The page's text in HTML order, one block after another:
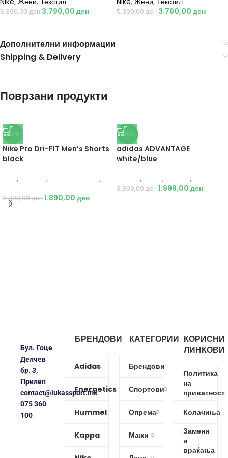
5.390,00ден 3.790,00 ден 5.390,00ден 3.790,00 ден
Дополнителни информации
Shipping & Delivery
Поврзани продукти
-21%
Nike Pro Dri-FIT Men’s Shorts
black
, ,
,
2.390,00ден1.890,00 ден
-50%
adidas ADVANTAGE
white/blue
, , ,
3.999,00ден1.999,00 ден
Бул. Гоце
Делчев
бр. 3,
Прилеп
contact@lukassport.mk
075 360
100
БРЕНДОВИ
Adidas
Energetics
Hummel
Kappa
КАТЕГОРИИ
Брендови
Спортови
Опрема
Мажи
КОРИСНИ
ЛИНКОВИ
Политика
на
приватност
Колачиња
Замени
и
враќања